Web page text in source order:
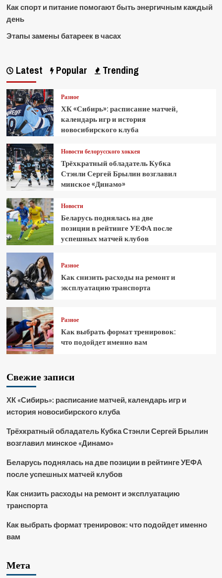
Как спорт и питание помогают быть энергичным каждый
день
Этапы замены батареек в часах
Latest Popular Trending
Разное
ХК «Сибирь»: расписание матчей,
календарь игр и история
новосибирского клуба
Новости белорусского хоккея
Трёхкратный обладатель Кубка
Стэнли Сергей Брылин возглавил
минское «Динамо»
Новости
Беларусь поднялась на две
позиции в рейтинге УЕФА после
успешных матчей клубов
Разное
Как снизить расходы на ремонт и
эксплуатацию транспорта
Разное
Как выбрать формат тренировок:
что подойдет именно вам
Свежие записи
ХК «Сибирь»: расписание матчей, календарь игр и
история новосибирского клуба
Трёхкратный обладатель Кубка Стэнли Сергей Брылин
возглавил минское «Динамо»
Беларусь поднялась на две позиции в рейтинге УЕФА
после успешных матчей клубов
Как снизить расходы на ремонт и эксплуатацию
транспорта
Как выбрать формат тренировок: что подойдет именно
вам
Мета